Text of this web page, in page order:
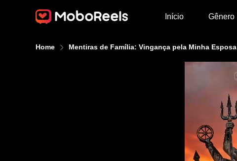
Início Gênero
Home Mentiras de Família: Vingança pela Minha Esposa